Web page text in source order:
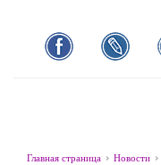
Главная страница Новости